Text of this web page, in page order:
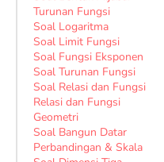
Turunan Fungsi
Soal Logaritma
Soal Limit Fungsi
Soal Fungsi Eksponen
Soal Turunan Fungsi
Soal Relasi dan Fungsi
Relasi dan Fungsi
Geometri
Soal Bangun Datar
Perbandingan & Skala